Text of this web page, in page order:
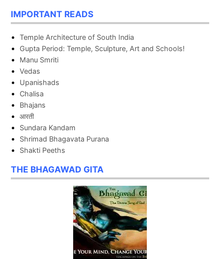
IMPORTANT READS
Temple Architecture of South India
Gupta Period: Temple, Sculpture, Art and Schools!
Manu Smriti
Vedas
Upanishads
Chalisa
Bhajans
आरती
Sundara Kandam
Shrimad Bhagavata Purana
Shakti Peeths
THE BHAGAWAD GITA